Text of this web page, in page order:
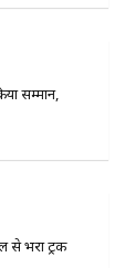
सम्मान,
से भरा ट्रक